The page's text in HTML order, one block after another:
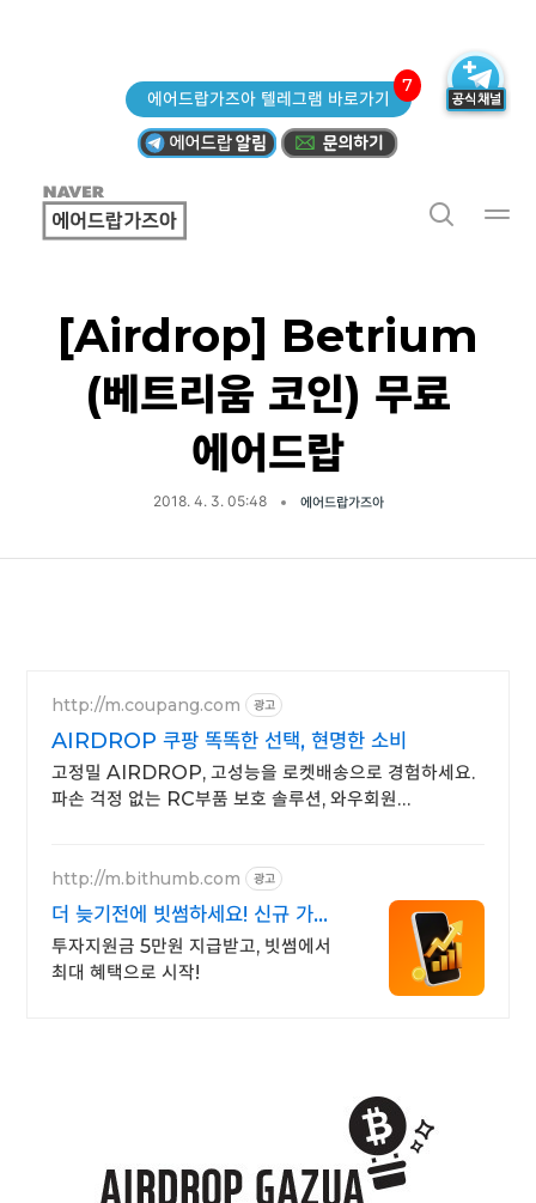
에어드랍가즈아 텔레그램 바로가기
7
[Airdrop] Betrium
(베트리움 코인) 무료
에어드랍
2018. 4. 3. 05:48 에어드랍가즈아
http://m.coupang.com 광고
AIRDROP 쿠팡 똑똑한 선택, 현명한 소비
고정밀 AIRDROP, 고성능을 로켓배송으로 경험하세요.
파손 걱정 없는 RC부품 보호 솔루션, 와우회원
http://m.bithumb.com 광고
더 늦기전에 빗썸하세요! 신규 가입
시 5만원 혜택
투자지원금 5만원 지급받고, 빗썸에서
최대 혜택으로 시작!